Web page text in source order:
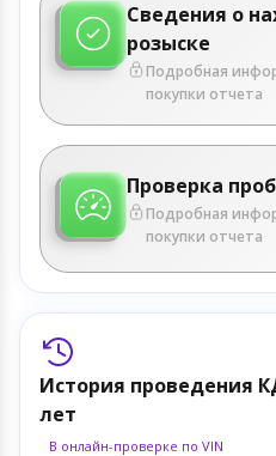
Сведения о
розыске
Подробная
покупки отчета
Проверка
Подробная
покупки отчета
История проведения
лет
В онлайн-проверке по VIN